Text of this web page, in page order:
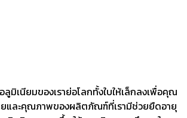
ลูมิเนียมของเราย่อโลกทั้งใบให้เล็กลงเพื่อคุณ
และคุณภาพของผลิตภัณฑ์ที่เรามีช่วยยืดอายุ